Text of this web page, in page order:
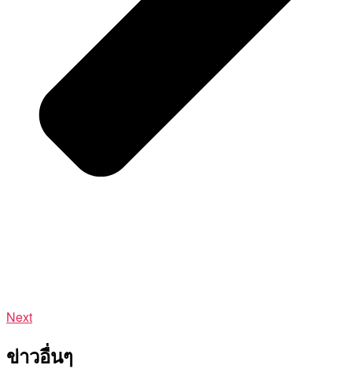
Next
ข่าวอื่นๆ